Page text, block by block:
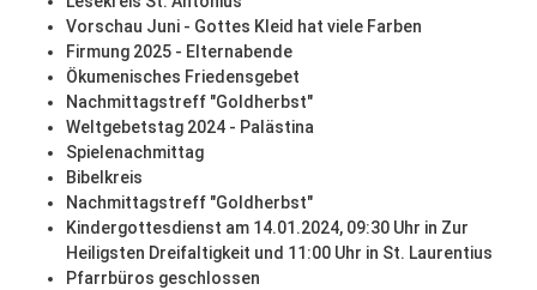
Vorschau Juni - Gottes Kleid hat viele Farben
Firmung 2025 - Elternabende
Ökumenisches Friedensgebet
Nachmittagstreff "Goldherbst"
Weltgebetstag 2024 - Palästina
Spielenachmittag
Bibelkreis
Nachmittagstreff "Goldherbst"
Kindergottesdienst am 14.01.2024, 09:30 Uhr in Zur
Heiligsten Dreifaltigkeit und 11:00 Uhr in St. Laurentius
Pfarrbüros geschlossen